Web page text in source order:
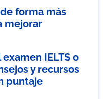
forma más
mejorar
IELTS o
y recursos
puntaje